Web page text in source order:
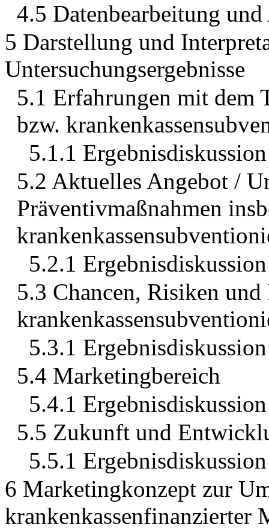
4.5 Datenbearbeitung
5 Darstellung und
Untersuchungsergebnisse
5.1 Erfahrungen mit dem
bzw.
5.1.1 Ergebnisdiskussion
5.2 Aktuelles Angebot /
Präventivmaßnahmen
5.2.1 Ergebnisdiskussion
5.3 Chancen, Risiken
5.3.1 Ergebnisdiskussion
5.4 Marketingbereich
5.4.1 Ergebnisdiskussion
5.5 Zukunft und
5.5.1 Ergebnisdiskussion
6 Marketingkonzept zur
krankenkassenfinanzierter